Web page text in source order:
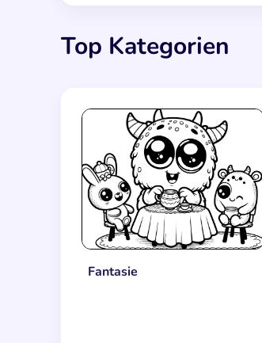
Top Kategorien
Fantasie